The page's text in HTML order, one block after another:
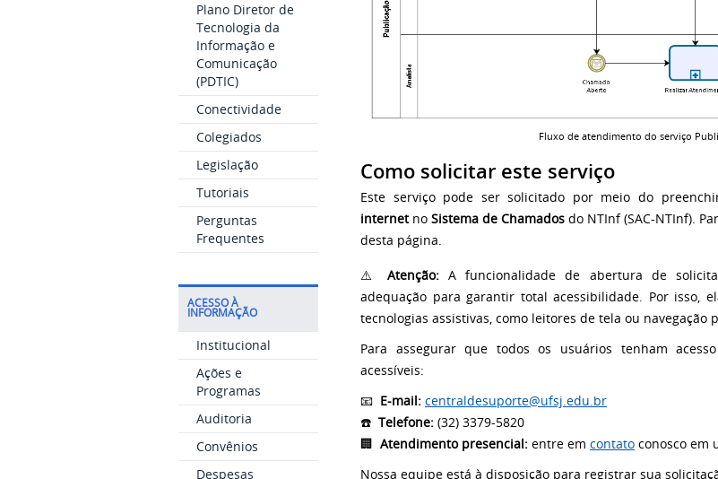
Plano Diretor de
Tecnologia da
Informação e
Comunicação
(PDTIC)
Conectividade
Colegiados
Legislação
Tutoriais
Perguntas
Frequentes
ACESSO À
INFORMAÇÃO
Institucional
Ações e
Programas
Auditoria
Convênios
Despesas
Fluxo de atendimento do serviço
Como solicitar este serviço
Este serviço pode ser solicitado por meio do
internetno Sistema de Chamados do NTInf (SAC-NTInf).
desta página.
⚠️ Atenção:A funcionalidade de abertura de
adequação para garantir total acessibilidade. Por isso,
tecnologias assistivas, como leitores de tela ou navegação
Para assegurar que todos os usuários tenham
acessíveis:
📧 E-mail: centraldesuporte@ufsj.edu.br
☎️ Telefone: (32) 3379-5820
🏢 Atendimento presencial: entre em contato conosco em
Nossa equipe está à disposição para registrar sua